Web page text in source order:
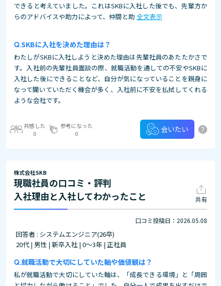
できると考えていました。これはSKBに入社した後でも、先輩方か
らのアドバイスや助力によって、仲間と助 全文表示
SKBに入社を決めた理由は？
わたしがSKBに入社しようと決めた理由は先輩社員のあたたかさで
す。入社前の先輩社員面談の際、就職活動を通しての不安やSKBに
入社した後にできることなど、自分が気になっていることを親身に
なって聞いていただく機会が多く、入社前に不安を払拭してくれる
ような会社です。
共感した
0
参考になった
0
会いたい ?
株式会社SKB
現職社員の口コミ・評判
入社理由と入社してわかったこと
共有
口コミ投稿日：2026.05.08
回答者 : システムエンジニア(26卒)
20代 | 男性 | 新卒入社 | 0～3年 | 正社員
就職活動で大切にしていた軸や価値観は？
私が就職活動で大切にしていた軸は、「成長できる環境」と「周囲